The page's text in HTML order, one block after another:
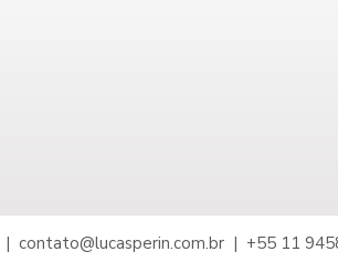
| contato@lucasperin.com.br | +55 11